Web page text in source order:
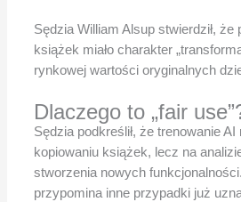
Sędzia William Alsup stwierdził, że
książek miało charakter
rynkowej wartości oryginalnych
Dlaczego to „fair
Sędzia podkreślił, że trenowanie AI
kopiowaniu książek, lecz na
stworzenia nowych
przypomina inne przypadki już